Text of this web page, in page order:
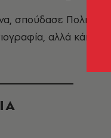
σπούδασε
αλλά